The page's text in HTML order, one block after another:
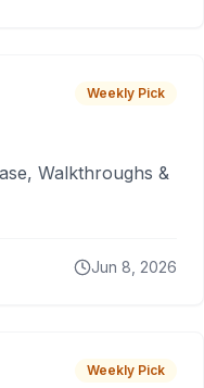
Weekly Pick
Walkthroughs &
Jun 8, 2026
Weekly Pick